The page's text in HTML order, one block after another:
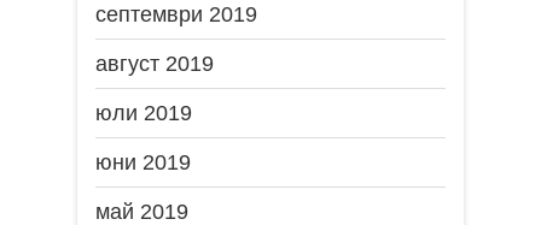
септември 2019
август 2019
юли 2019
юни 2019
май 2019